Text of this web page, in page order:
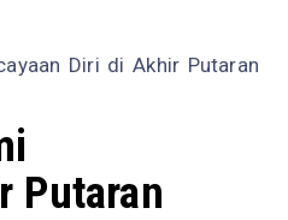
Diri di Akhir Putaran
Putaran